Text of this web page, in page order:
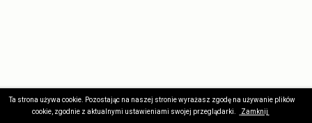
Wszelkie prawa zastrzeżone © 2017. Stworzone przez Kodernia
Ta strona używa cookie. Pozostając na naszej stronie wyrażasz zgodę na używanie plików
cookie, zgodnie z aktualnymi ustawieniami swojej przeglądarki.
Zamknij